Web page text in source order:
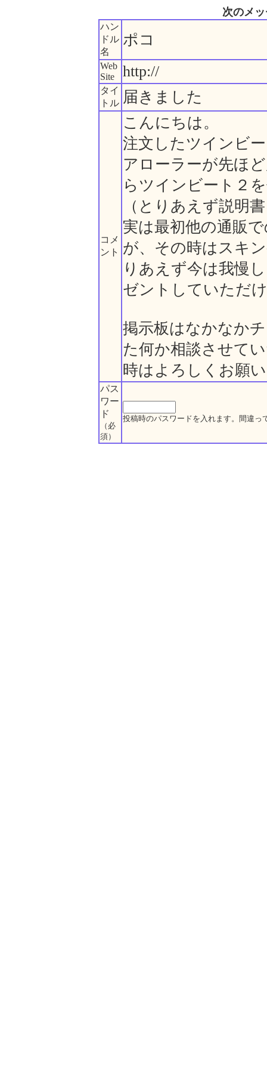
次のメ
ハン
ドル
名
ポコ
Web
Site
http://
タイ
トル 届きました
コメ
ント
こんにちは。
注文したツインビ
アローラーが先ほ
らツインビート２
（とりあえず説明
実は最初他の通販
が、その時はスキ
りあえず今は我慢
ゼントしていただ
掲示板はなかなか
た何か相談させて
時はよろしくお願
パス
ワー
ド
（必
須）
投稿時のパスワードを入れます。間違っ